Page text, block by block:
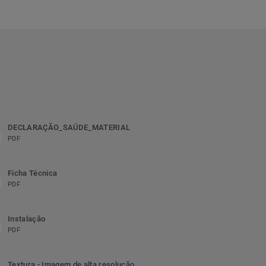
DECLARAÇÃO_SAÚDE_MATERIAL
PDF
Ficha Técnica
PDF
Instalação
PDF